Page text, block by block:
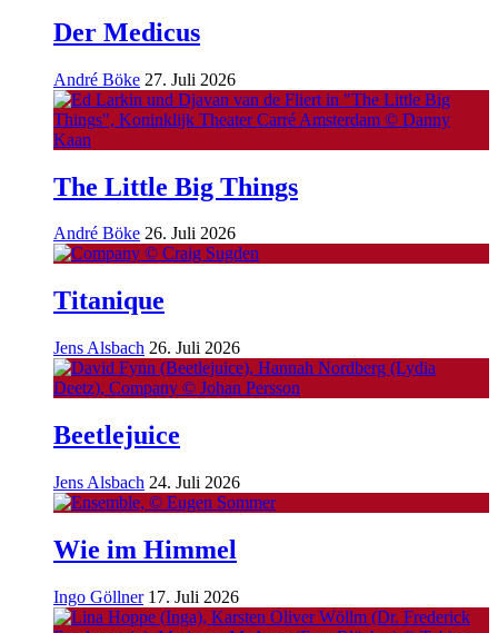
Der Medicus
André Böke 27. Juli 2026
The Little Big Things
André Böke 26. Juli 2026
Titanique
Jens Alsbach 26. Juli 2026
Beetlejuice
Jens Alsbach 24. Juli 2026
Wie im Himmel
Ingo Göllner 17. Juli 2026